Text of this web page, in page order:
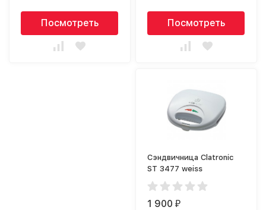
Посмотреть Посмотреть
Сэндвичница Clatronic
ST 3477 weiss
1 900₽